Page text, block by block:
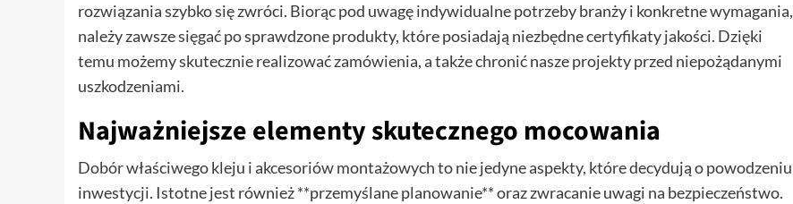
rozwiązania szybko się zwróci. Biorąc pod uwagę indywidualne potrzeby branży i konkretne wymagania,
należy zawsze sięgać po sprawdzone produkty, które posiadają niezbędne certyfikaty jakości. Dzięki
temu możemy skutecznie realizować zamówienia, a także chronić nasze projekty przed niepożądanymi
uszkodzeniami.
Najważniejsze elementy skutecznego mocowania
Dobór właściwego kleju i akcesoriów montażowych to nie jedyne aspekty, które decydują o powodzeniu
inwestycji. Istotne jest również **przemyślane planowanie** oraz zwracanie uwagi na bezpieczeństwo.